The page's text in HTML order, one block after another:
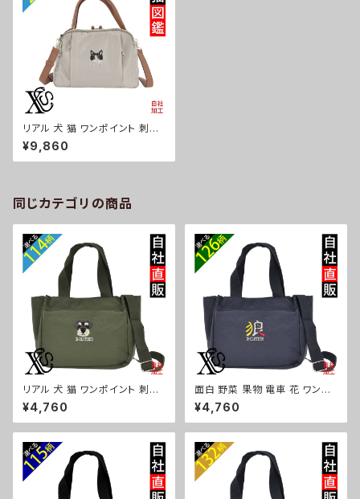
リアル 犬 猫 ワンポイント 刺繍
高密度ナイロン ミニトートバッ
グ レディース ショルダーバッグ
上品で高級感 雑貨 グッズ 自社
ルホンディエ ビションフリーゼ
クリスマス ori-a-bg153-b10-
s
¥9,860
同じカテゴリの商品
リアル 犬 猫 ワンポイント 刺繍
トート ショルダーバッグ カジュ
アル 軽量 レディース メンズ 雑
貨 グッズ 自社ブランド 柄 ギフト
ザー パグ ビションフリーゼ ori-
a-bg181-b10-s
¥4,760
面白 野菜 果物 電車 花 ワンポ
イント 刺繍トート ショルダーバ
ッグ カジュアル 軽量 レディース
メンズ 雑貨 グッズ 自社ブランド
鳥獣戯画 富士山 パチンコ ori-
a-bg181-b09-s
¥4,760